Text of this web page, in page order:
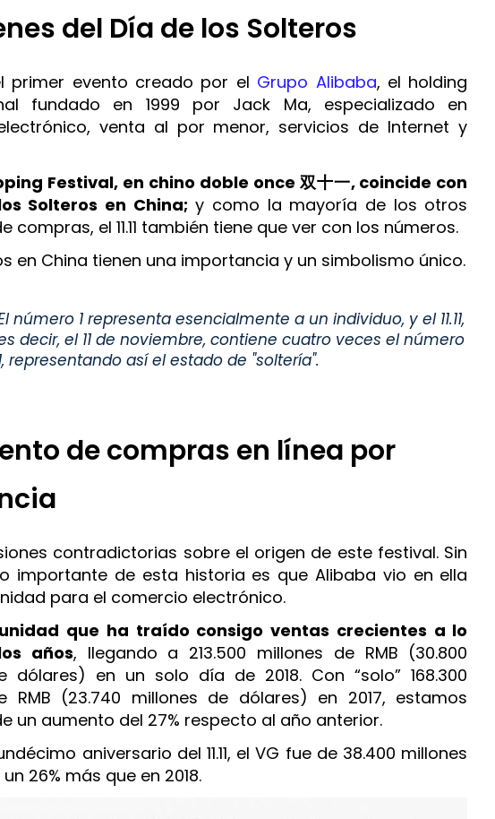
del Día de los Solteros
el primer evento creado por el Grupo Alibaba, el holding
fundado en 1999 por Jack Ma, especializado en
venta al por menor, servicios de Internet y
Festival, en chino doble once 双十一, coincide con
Solteros en China; y como la mayoría de los otros
compras, el 11.11 también tiene que ver con los números.
en China tienen una importancia y un simbolismo único.
número 1 representa esencialmente a un individuo, y el 11.11,
decir, el 11 de noviembre, contiene cuatro veces el número
representando así el estado de "soltería".
de compras en línea por
contradictorias sobre el origen de este festival. Sin
importante de esta historia es que Alibaba vio en ella
para el comercio electrónico.
que ha traído consigo ventas crecientes a lo
años, llegando a 213.500 millones de RMB (30.800
dólares) en un solo día de 2018. Con “solo” 168.300
RMB (23.740 millones de dólares) en 2017, estamos
un aumento del 27% respecto al año anterior.
aniversario del 11.11, el VG fue de 38.400 millones
26% más que en 2018.